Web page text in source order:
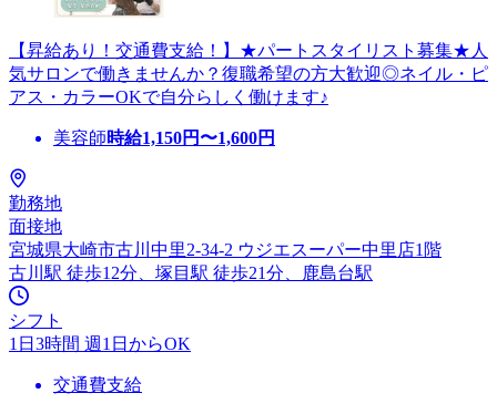
【昇給あり！交通費支給！】★パートスタイリスト募集★人
気サロンで働きませんか？復職希望の方大歓迎◎ネイル・ピ
アス・カラーOKで自分らしく働けます♪
美容師時給1,150円〜1,600円
勤務地
面接地
宮城県大崎市古川中里2-34-2 ウジエスーパー中里店1階
古川駅 徒歩12分、塚目駅 徒歩21分、鹿島台駅
シフト
1日3時間 週1日からOK
交通費支給